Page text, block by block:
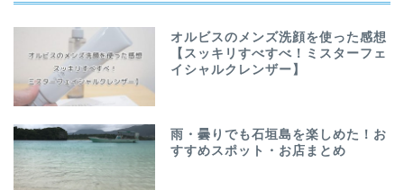
オルビスのメンズ洗顔を使った感想
【スッキリすべすべ！ミスターフェ
イシャルクレンザー】
雨・曇りでも石垣島を楽しめた！お
すすめスポット・お店まとめ